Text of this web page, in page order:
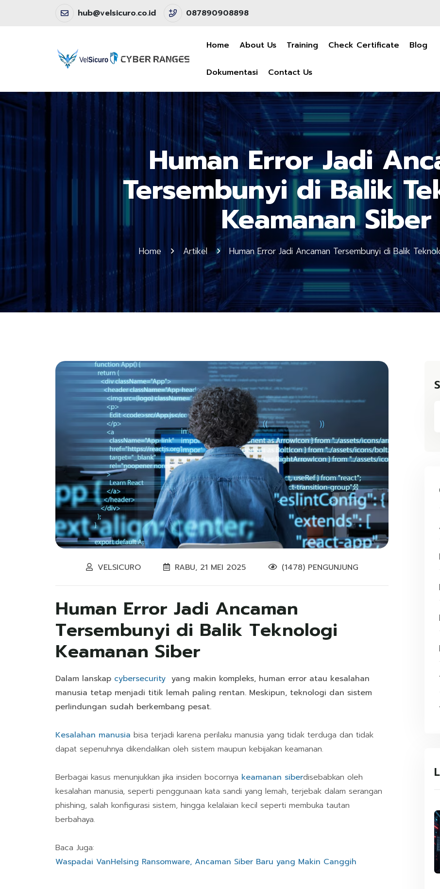
hub@velsicuro.co.id 087890908898
Home About Us Training Check Certificate Blog
Dokumentasi Contact Us
Human Error Jadi
Tersembunyi di Balik
Keamanan Siber
Home Artikel Human Error Jadi Ancaman Tersembunyi di Balik
VELSICURO RABU, 21 MEI 2025 (1478) PENGUNJUNG
Human Error Jadi Ancaman
Tersembunyi di Balik Teknologi
Keamanan Siber
Dalam lanskap cybersecurity yang makin kompleks, human error atau kesalahan
manusia tetap menjadi titik lemah paling rentan. Meskipun, teknologi dan sistem
perlindungan sudah berkembang pesat.
Kesalahan manusia bisa terjadi karena perilaku manusia yang tidak terduga dan tidak
dapat sepenuhnya dikendalikan oleh sistem maupun kebijakan keamanan.
Berbagai kasus menunjukkan jika insiden bocornya keamanan siberdisebabkan oleh
kesalahan manusia, seperti penggunaan kata sandi yang lemah, terjebak dalam serangan
phishing, salah konfigurasi sistem, hingga kelalaian kecil seperti membuka tautan
berbahaya.
Baca Juga:
Waspadai VanHelsing Ransomware, Ancaman Siber Baru yang Makin Canggih